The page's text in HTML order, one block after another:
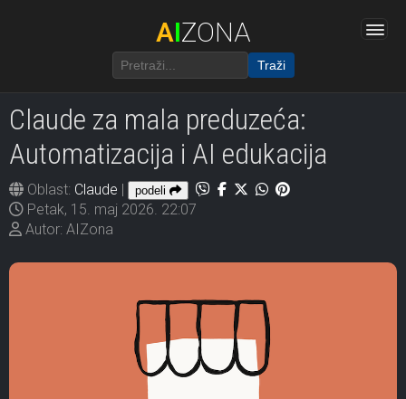
AIZONA
Traži
Claude za mala preduzeća:
Automatizacija i AI edukacija
Oblast: Claude | podeli
Petak, 15. maj 2026. 22:07
Autor: AIZona